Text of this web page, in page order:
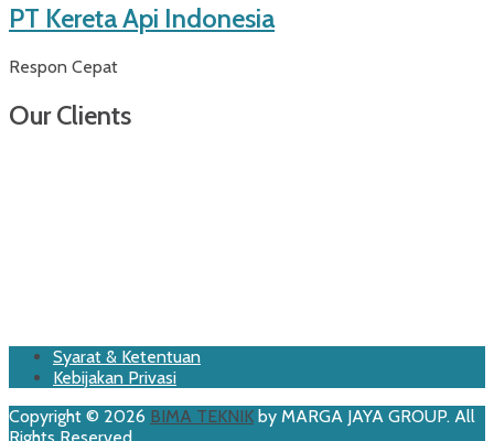
PT Kereta Api Indonesia
Respon Cepat
Our Clients
Footer
Menu
Skip
Syarat & Ketentuan
Kebijakan Privasi
Copyright © 2026 BIMA TEKNIK by MARGA JAYA GROUP. All
Rights Reserved.